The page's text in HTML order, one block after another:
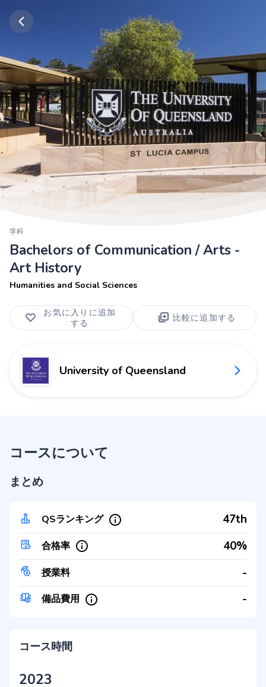
学科
Bachelors of Communication / Arts -
Art History
Humanities and Social Sciences
お気に入りに追加
する
比較に追加する
University of Queensland
コースについて
まとめ
QSランキング 47th
合格率 40%
授業料 -
備品費用 -
コース時間
2023